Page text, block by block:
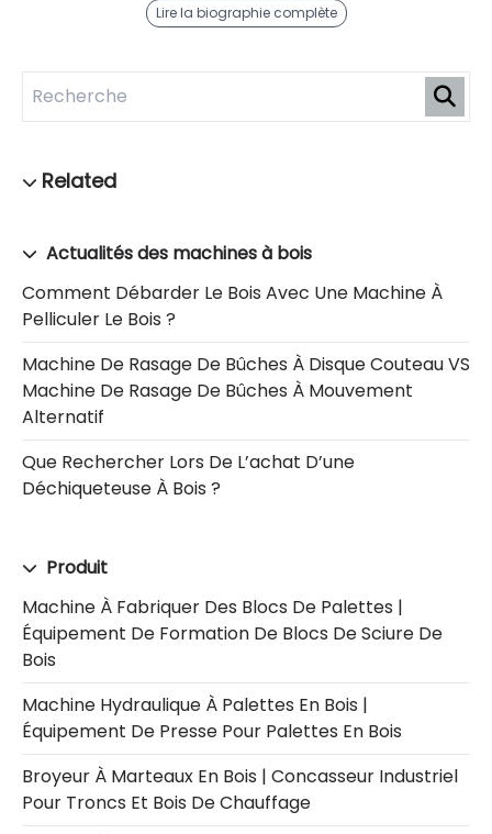
Lire la biographie complète
Actualités des machines à bois
Comment Débarder Le Bois Avec Une Machine À
Pelliculer Le Bois ?
Machine De Rasage De Bûches À Disque Couteau VS
Machine De Rasage De Bûches À Mouvement
Alternatif
Que Rechercher Lors De L’achat D’une
Déchiqueteuse À Bois ?
Produit
Machine À Fabriquer Des Blocs De Palettes |
Équipement De Formation De Blocs De Sciure De
Bois
Machine Hydraulique À Palettes En Bois |
Équipement De Presse Pour Palettes En Bois
Broyeur À Marteaux En Bois | Concasseur Industriel
Pour Troncs Et Bois De Chauffage